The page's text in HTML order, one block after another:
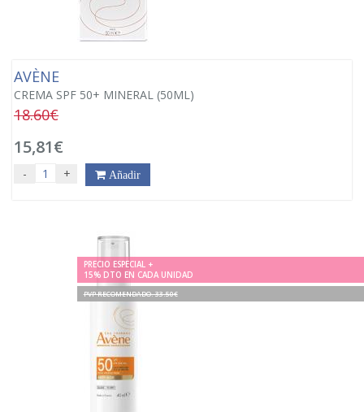
AVÈNE
CREMA SPF 50+ MINERAL (50ML)
18.60€
15,81€
- + Añadir
PRECIO ESPECIAL +
15% DTO EN CADA UNIDAD
PVP RECOMENDADO. 33.50€